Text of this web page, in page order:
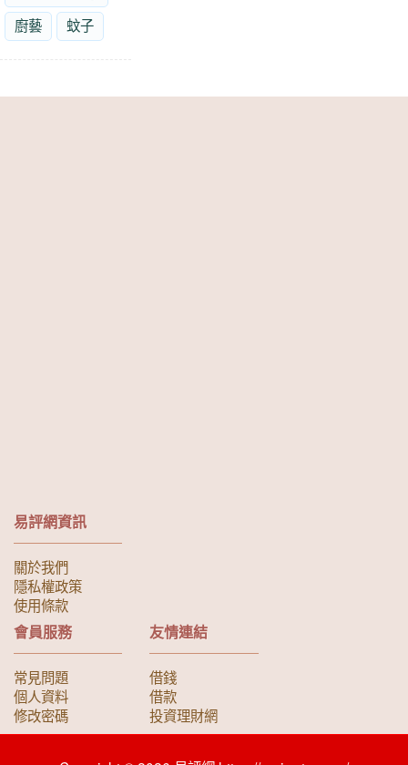
廚藝 蚊子
易評網資訊
關於我們
隱私權政策
使用條款
會員服務
常見問題
個人資料
修改密碼
友情連結
借錢
借款
投資理財網